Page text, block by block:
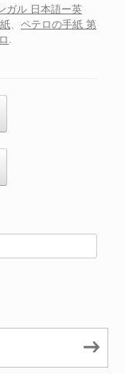
ガル 日本語ー英
、 ペテロの手紙 第
.